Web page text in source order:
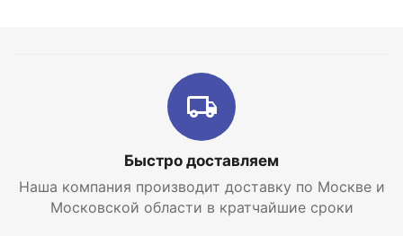
Быстро доставляем
Наша компания производит доставку по Москве и
Московской области в кратчайшие сроки